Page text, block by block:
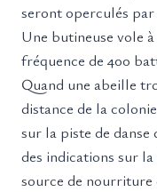
seront operculés
Une butineuse vole
fréquence de 400
Quand une abeille
distance de la
sur la piste de
des indications sur
source de nourriture